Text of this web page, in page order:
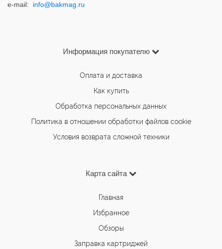
e-mail: info@bakmag.ru
Информация покупателю
Оплата и доставка
Как купить
Обработка персональных данных
Политика в отношении обработки файлов cookie
Условия возврата сложной техники
Карта сайта
Главная
Избранное
Обзоры
Заправка картриджей